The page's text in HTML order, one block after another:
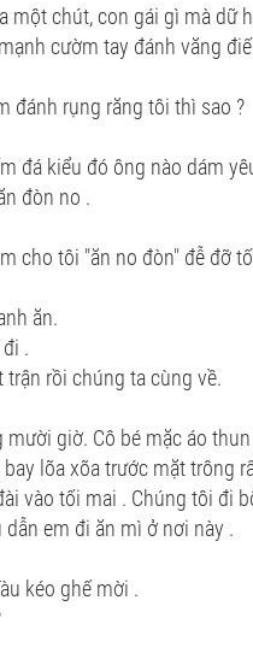
một chút, con gái gì mà dữ
cườm tay đánh văng
đánh rụng răng tôi thì sao ?
đá kiểu đó ông nào dám
đòn no .
cho tôi "ăn no đòn" đễ đỡ
ăn.
.
rồi chúng ta cùng về.
giờ. Cô bé mặc áo
lõa xõa trước mặt trông
vào tối mai . Chúng tôi đi
em đi ăn mì ở nơi này .
kéo ghế mời .